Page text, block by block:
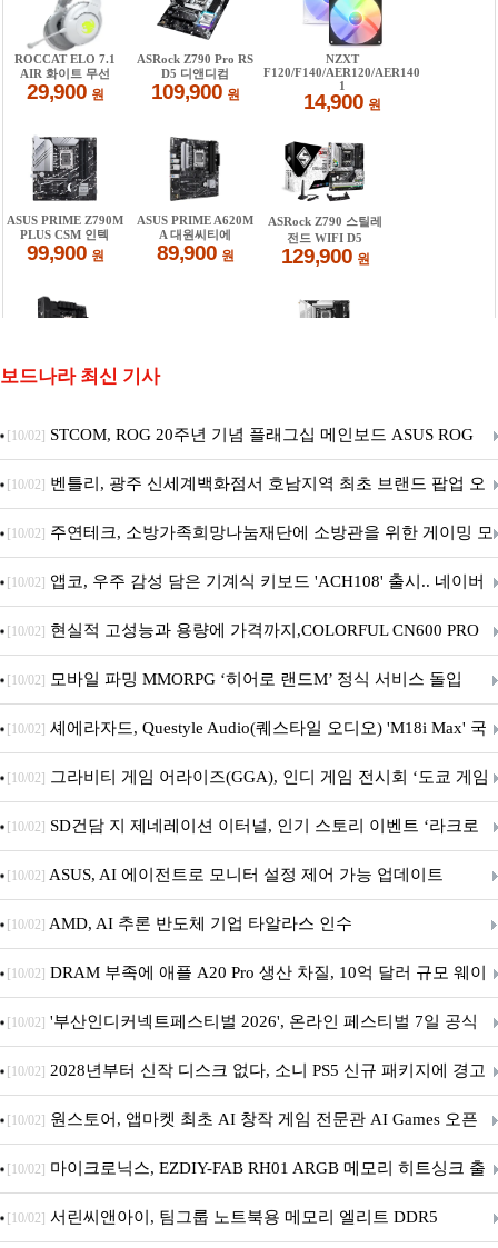
보드나라 최신 기사
[10/02] STCOM, ROG 20주년 기념 플래그십 메인보드 ASUS ROG
Crosshair X870E EDITION 20 국내 출시 예정
[10/02] 벤틀리, 광주 신세계백화점서 호남지역 최초 브랜드 팝업 오
픈
[10/02] 주연테크, 소방가족희망나눔재단에 소방관을 위한 게이밍 모
니터·스마트 펫 침대 기부
[10/02] 앱코, 우주 감성 담은 기계식 키보드 'ACH108' 출시.. 네이버
브랜드데이 기획전 진행
[10/02] 현실적 고성능과 용량에 가격까지,COLORFUL CN600 PRO
M.2 NVMe 디앤디컴 1TB
[10/02] 모바일 파밍 MMORPG ‘히어로 랜드M’ 정식 서비스 돌입
[10/02] 셰에라자드, Questyle Audio(퀘스타일 오디오) 'M18i Max' 국
내 정식 출시
[10/02] 그라비티 게임 어라이즈(GGA), 인디 게임 전시회 ‘도쿄 게임
던전 13’ 참가!
[10/02] SD건담 지 제네레이션 이터널, 인기 스토리 이벤트 ‘라크로
아의 용사’ 재개최 및 풍성한 기념 이벤트 실시!
[10/02] ASUS, AI 에이전트로 모니터 설정 제어 가능 업데이트
[10/02] AMD, AI 추론 반도체 기업 타알라스 인수
[10/02] DRAM 부족에 애플 A20 Pro 생산 차질, 10억 달러 규모 웨이
퍼 대기
[10/02] '부산인디커넥트페스티벌 2026', 온라인 페스티벌 7일 공식
개막... 22일간 진행
[10/02] 2028년부터 신작 디스크 없다, 소니 PS5 신규 패키지에 경고
문 추가
[10/02] 원스토어, 앱마켓 최초 AI 창작 게임 전문관 AI Games 오픈
[10/02] 마이크로닉스, EZDIY-FAB RH01 ARGB 메모리 히트싱크 출
시
[10/02] 서린씨앤아이, 팀그룹 노트북용 메모리 엘리트 DDR5